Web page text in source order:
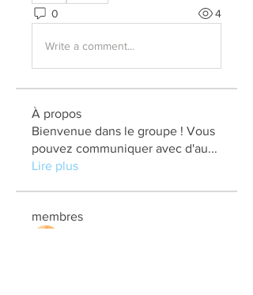
0 4
Write a comment...
À propos
Bienvenue dans le groupe ! Vous
pouvez communiquer avec d'au...
Lire plus
membres